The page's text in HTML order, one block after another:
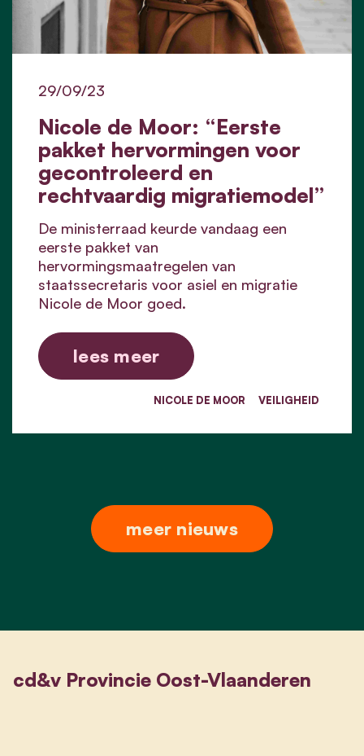
Nicole de Moor: “Eerste
pakket hervormingen voor
gecontroleerd en
rechtvaardig migratiemodel”
29/09/23
De ministerraad keurde vandaag een
eerste pakket van
hervormingsmaatregelen van
staatssecretaris voor asiel en migratie
Nicole de Moor goed.
lees meer
NICOLE DE MOOR VEILIGHEID
meer nieuws
cd&v Provincie Oost-Vlaanderen